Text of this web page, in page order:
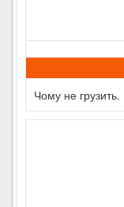
Чому не грузить.